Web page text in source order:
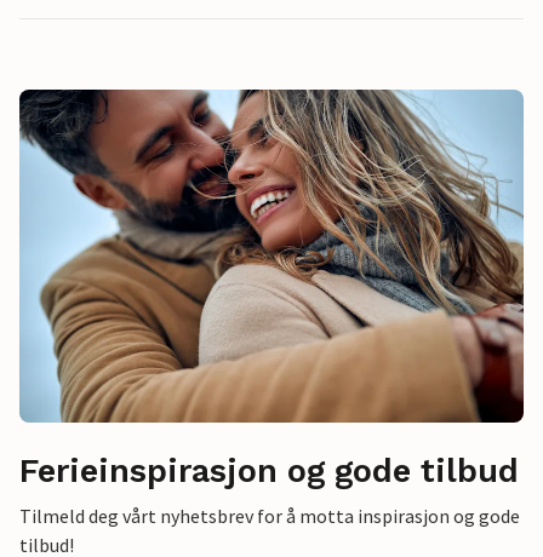
Ferieinspirasjon og gode tilbud
Tilmeld deg vårt nyhetsbrev for å motta inspirasjon og gode
tilbud!